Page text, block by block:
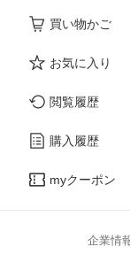
買い物かご
お気に入り
閲覧履歴
購入履歴
myクーポン
企業情